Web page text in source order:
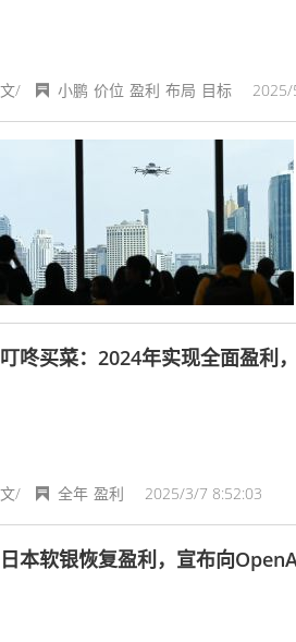
文/ 小鹏 价位 盈利 布局 目标
叮咚买菜：2024年实现全面盈利
文/ 2025/3/7 8:52:03
全年 盈利
日本软银恢复盈利，宣布向